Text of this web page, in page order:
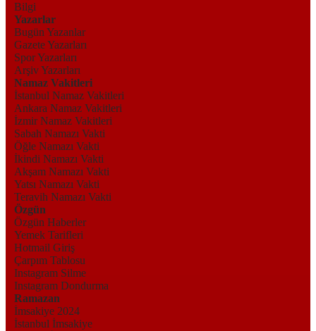
Bilgi
Yazarlar
Bugün Yazanlar
Gazete Yazarları
Spor Yazarları
Arşiv Yazarları
Namaz Vakitleri
İstanbul Namaz Vakitleri
Ankara Namaz Vakitleri
İzmir Namaz Vakitleri
Sabah Namazı Vakti
Öğle Namazı Vakti
İkindi Namazı Vakti
Akşam Namazı Vakti
Yatsı Namazı Vakti
Teravih Namazı Vakti
Özgün
Özgün Haberler
Yemek Tarifleri
Hotmail Giriş
Çarpım Tablosu
Instagram Silme
Instagram Dondurma
Ramazan
İmsakiye 2024
İstanbul İmsakiye